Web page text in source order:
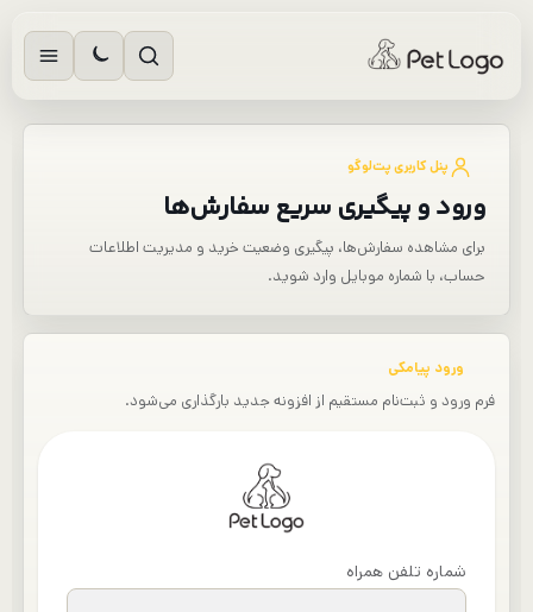
پنل کاربری پت‌لوگو
ورود و پیگیری سریع سفارش‌ها
برای مشاهده سفارش‌ها، پیگیری وضعیت خرید و مدیریت اطلاعات
حساب، با شماره موبایل وارد شوید.
ورود پیامکی
فرم ورود و ثبت‌نام مستقیم از افزونه جدید بارگذاری می‌شود.
شماره تلفن همراه